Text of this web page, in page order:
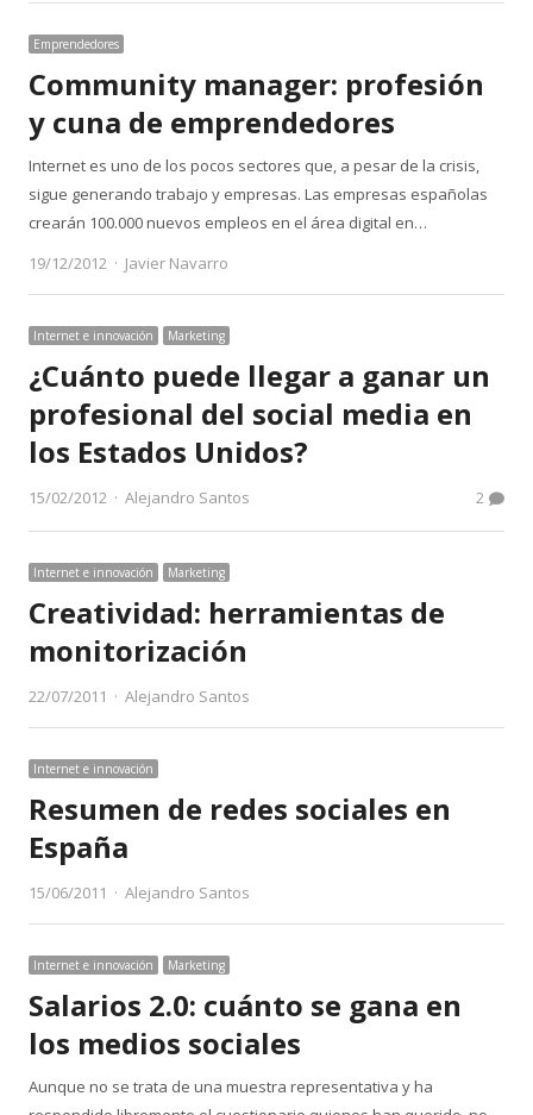
Emprendedores
Community manager: profesión
y cuna de emprendedores
Internet es uno de los pocos sectores que, a pesar de la crisis,
sigue generando trabajo y empresas. Las empresas españolas
crearán 100.000 nuevos empleos en el área digital en…
19/12/2012
Author
Javier Navarro
Internet e innovación Marketing
¿Cuánto puede llegar a ganar un
profesional del social media en
los Estados Unidos?
15/02/2012 Author
Alejandro Santos 2
Internet e innovación Marketing
Creatividad: herramientas de
monitorización
22/07/2011 Author
Alejandro Santos
Internet e innovación
Resumen de redes sociales en
España
15/06/2011 Author
Alejandro Santos
Internet e innovación Marketing
Salarios 2.0: cuánto se gana en
los medios sociales
Aunque no se trata de una muestra representativa y ha